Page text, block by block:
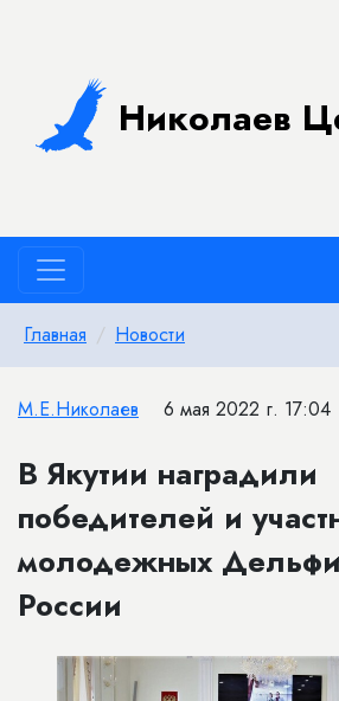
Николаев
Главная Новости
М.Е.Николаев 6 мая 2022 г. 17:04
В Якутии наградили
победителей и
молодежных
России